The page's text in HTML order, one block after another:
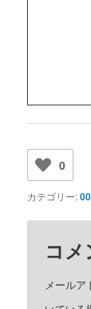
0
カテゴリー:
コ
メールア